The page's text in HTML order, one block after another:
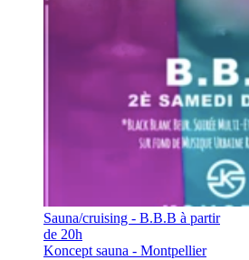
Sauna/cruising - B.B.B à partir
de 20h
Koncept sauna - Montpellier